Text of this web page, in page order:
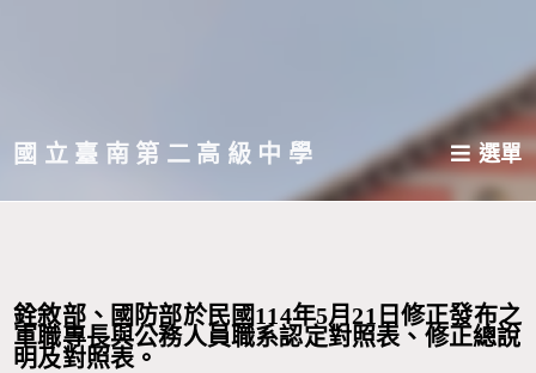
主國立臺南第二高級中學 選單
銓敘部、國防部於民國114年5月21日修正發布之
軍職專長與公務人員職系認定對照表、修正總說
明及對照表。